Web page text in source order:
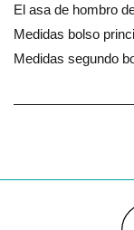
El asa de hombro
Medidas bolso
Medidas segundo